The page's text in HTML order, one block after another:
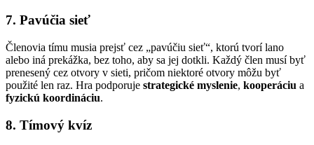
7. Pavúčia sieť
Členovia tímu musia prejsť cez „pavúčiu sieť“, ktorú tvorí lano
alebo iná prekážka, bez toho, aby sa jej dotkli. Každý člen musí byť
prenesený cez otvory v sieti, pričom niektoré otvory môžu byť
použité len raz. Hra podporuje strategické myslenie, kooperáciu a
fyzickú koordináciu.
8. Tímový kvíz